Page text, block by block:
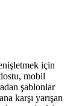
için
mobil
şablonlar
karşı yarışan